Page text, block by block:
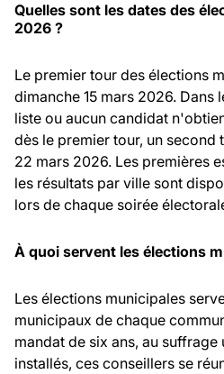
Quelles sont les dates des
2026 ?
Le premier tour des élections
dimanche 15 mars 2026. Dans
liste ou aucun candidat
dès le premier tour, un second
22 mars 2026. Les premières
les résultats par ville sont
lors de chaque soirée
À quoi servent les élections
Les élections municipales
municipaux de chaque
mandat de six ans, au
installés, ces conseillers se